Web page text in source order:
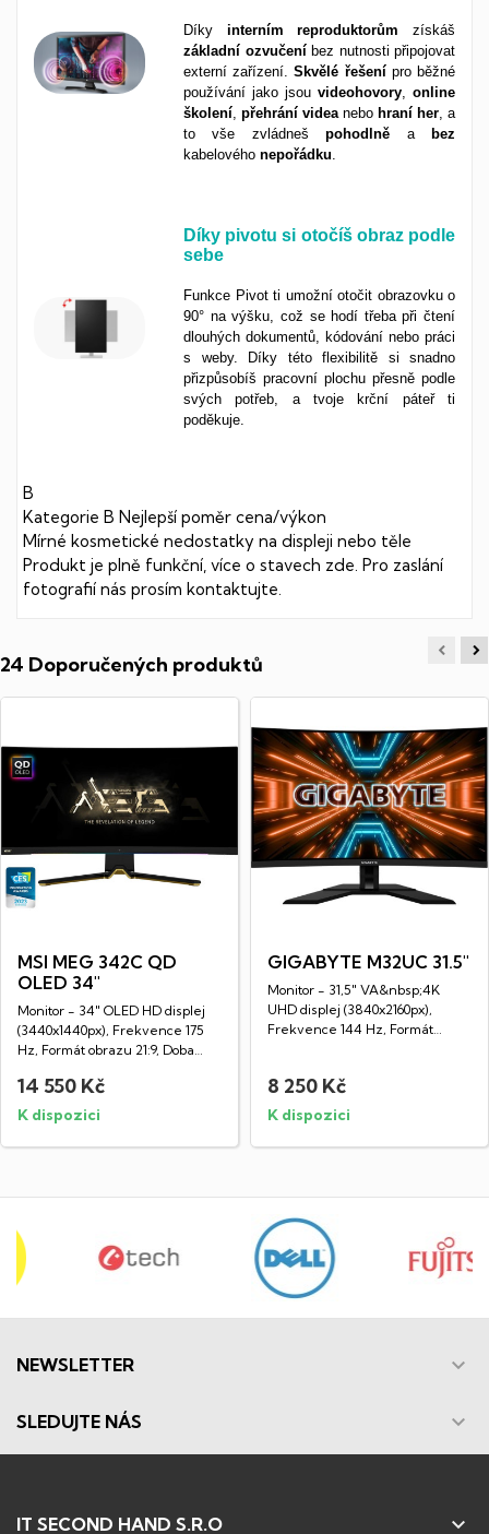
Díky interním reproduktorůmzískáš
základní ozvučeníbez nutnosti připojovat
externí zařízení.Skvělé řešenípro běžné
používání jako jsou videohovory
online
školení přehrání videa nebo hraní her , a
to vše zvládnešpohodlně abez
kabelového nepořádku
Díky pivotu si otočíš obraz podle
sebe
Funkce Pivot ti umožní otočit obrazovku o
90° na výšku, což se hodí třeba při čtení
dlouhých dokumentů, kódování nebo práci
s weby. Díky této flexibilitě si snadno
přizpůsobíš pracovní plochu přesně podle
svých potřeb, a tvoje krční páteř ti
poděkuje.
B
Kategorie B Nejlepší poměr cena/výkon
Mírné kosmetické nedostatky na displeji nebo těle
Produkt je plně funkční, více o stavech zde. Pro zaslání
fotografií nás prosím kontaktujte.
24 Doporučených produktů
MSI MEG 342C QD
OLED 34"
Monitor - 34" OLED HD displej
(3440x1440px), Frekvence 175
Hz, Formát obrazu 21:9, Doba
14 550 Kč
K dispozici
GIGABYTE M32UC 31.5"
Monitor - 31,5" VA&nbsp;4K
UHD displej (3840x2160px),
Frekvence 144 Hz, Formát
8 250 Kč
K dispozici
NEWSLETTER 
SLEDUJTE NÁS 
IT SECOND HAND S.R.O 